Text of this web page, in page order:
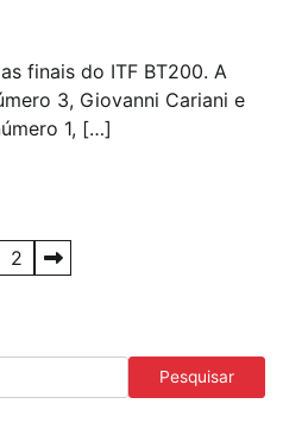
finais do ITF BT200. A
3, Giovanni Cariani e
1, […]
Paginação
2
Pesquisar